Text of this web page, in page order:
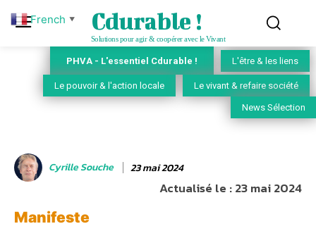
Cdurable !
Solutions pour agir & coopérer avec le Vivant
PHVA - L'essentiel Cdurable ! L'être & les liens
Le pouvoir & l'action locale Le vivant & refaire société
News Sélection
Cyrille Souche 23 mai 2024
Actualisé le :23 mai 2024
Manifeste
French ▼